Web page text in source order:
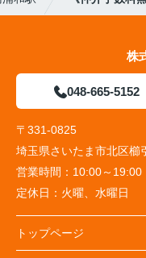
株
048-665-5152
〒331-0825
埼玉県さいたま市北区櫛
営業時間： 10:00～19:00
定休日： 火曜、水曜日
トップページ